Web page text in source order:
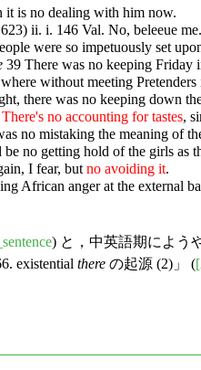
it is no dealing with him now.
ii. i. 146 Val. No, beleeue
were so impetuously set
39 There was no keeping Friday
without meeting Pretenders
there was no keeping down
There's no accounting for tastes,
no mistaking the meaning of
no getting hold of the girls as
I fear, butno avoiding it.
African anger at the external
) と，中英語期によう
existential there の起源 (2)」 (